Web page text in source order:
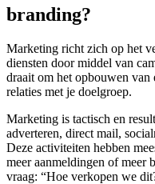
branding?
Marketing richt zich op het
diensten door middel van
draait om het opbouwen van
relaties met je doelgroep.
Marketing is tactisch en
adverteren, direct mail,
Deze activiteiten hebben
meer aanmeldingen of meer
vraag: “Hoe verkopen we